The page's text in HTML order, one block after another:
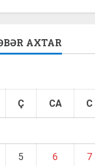
AXTAR
Ç CA C
5 6 7